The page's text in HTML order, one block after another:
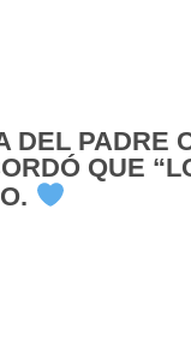
DEL PADRE
QUE